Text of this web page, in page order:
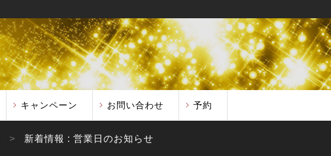
キャンペーン お問い合わせ 予約
新着情報 : 営業日のお知らせ